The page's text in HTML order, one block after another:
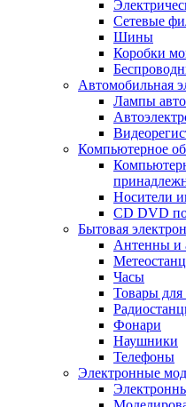
Сетевые
Шины
Коробки
Автомобильная
Лампы
Компьютерное
Носители
CD DVD
Бытовая
Антенны и
Часы
Товары для
Фонари
Наушники
Телефоны
Электронные